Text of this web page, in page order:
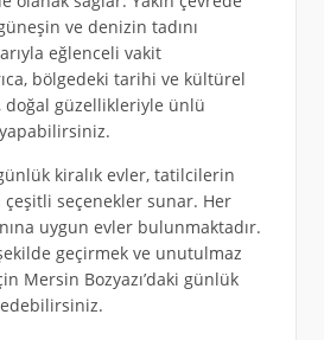
ve denizin tadını
eğlenceli vakit
bölgedeki tarihi ve kültürel
güzellikleriyle ünlü
kiralık evler, tatilcilerin
çeşitli seçenekler sunar. Her
uygun evler bulunmaktadır.
geçirmek ve unutulmaz
Mersin Bozyazı’daki günlük